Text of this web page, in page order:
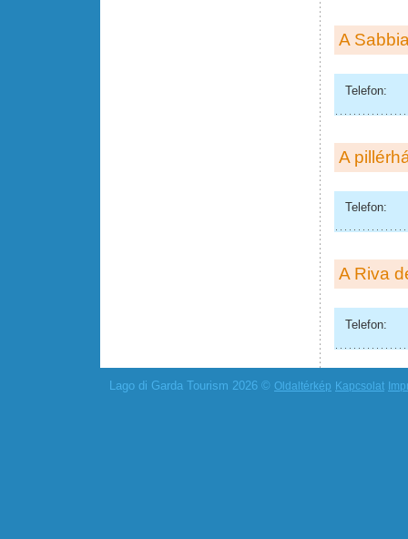
A
Telefon:
A
Telefon:
A Riva
Telefon:
Lago di Garda Tourism 2026 © Oldaltérkép Kapcsolat